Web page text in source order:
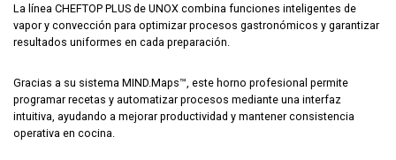
La línea CHEFTOP PLUS de UNOX combina funciones inteligentes de
vapor y convección para optimizar procesos gastronómicos y garantizar
resultados uniformes en cada preparación.
Gracias a su sistema MIND.Maps™, este horno profesional permite
programar recetas y automatizar procesos mediante una interfaz
intuitiva, ayudando a mejorar productividad y mantener consistencia
operativa en cocina.